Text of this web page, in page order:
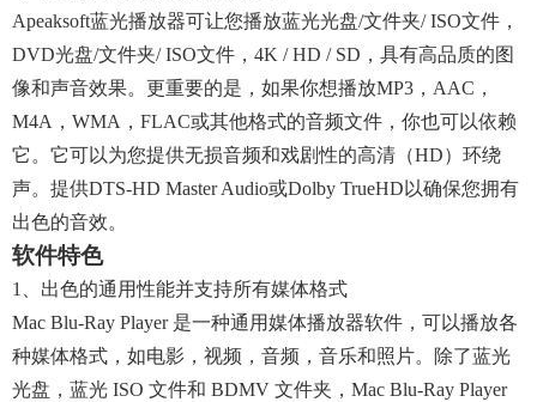
Apeaksoft蓝光播放器可让您播放蓝光光盘/文件夹/ ISO文件，
DVD光盘/文件夹/ ISO文件，4K / HD / SD，具有高品质的图
像和声音效果。更重要的是，如果你想播放MP3，AAC，
M4A，WMA，FLAC或其他格式的音频文件，你也可以依赖
它。它可以为您提供无损音频和戏剧性的高清（HD）环绕
声。提供DTS-HD Master Audio或Dolby TrueHD以确保您拥有
出色的音效。
软件特色
1、出色的通用性能并支持所有媒体格式
Mac Blu-Ray Player 是一种通用媒体播放器软件，可以播放各
种媒体格式，如电影，视频，音频，音乐和照片。除了蓝光
光盘，蓝光 ISO 文件和 BDMV 文件夹，Mac Blu-Ray Player